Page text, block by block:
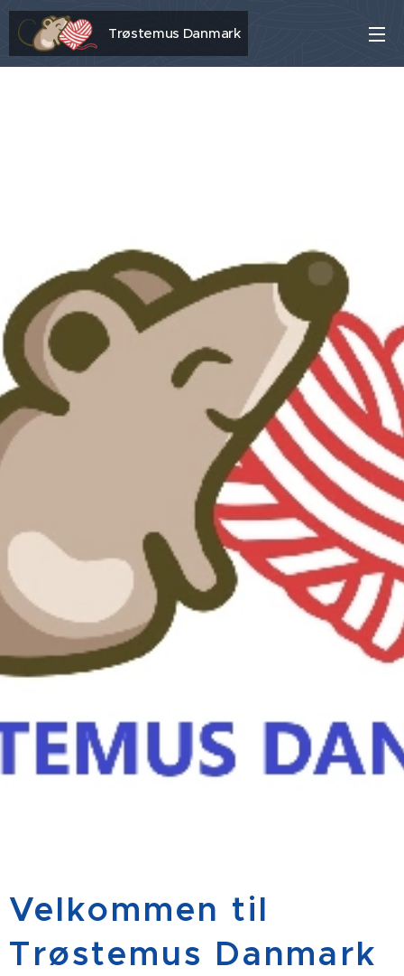
Trøstemus Danmark
Velkommen til
Trøstemus Danmark